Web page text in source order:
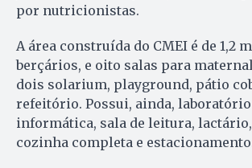
por nutricionistas.
A área construída do CMEI é de 1,2
berçários, e oito salas para
dois solarium, playground, pátio
refeitório. Possui, ainda, laboratório
informática, sala de leitura,
cozinha completa e